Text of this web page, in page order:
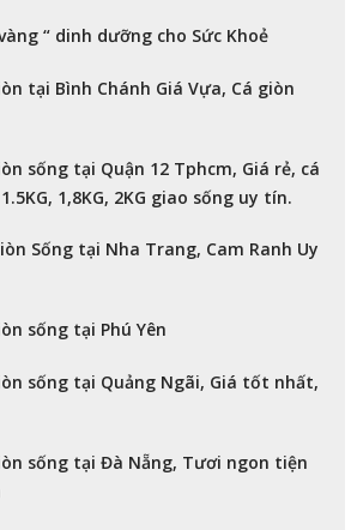
“ dinh dưỡng cho Sức Khoẻ
tại Bình Chánh Giá Vựa, Cá giòn
sống tại Quận 12 Tphcm, Giá rẻ, cá
1,8KG, 2KG giao sống uy tín.
Sống tại Nha Trang, Cam Ranh Uy
sống tại Phú Yên
sống tại Quảng Ngãi, Giá tốt nhất,
sống tại Đà Nẵng, Tươi ngon tiện